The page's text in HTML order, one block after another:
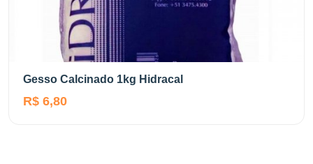
Gesso Calcinado 1kg Hidracal
R$ 6,80